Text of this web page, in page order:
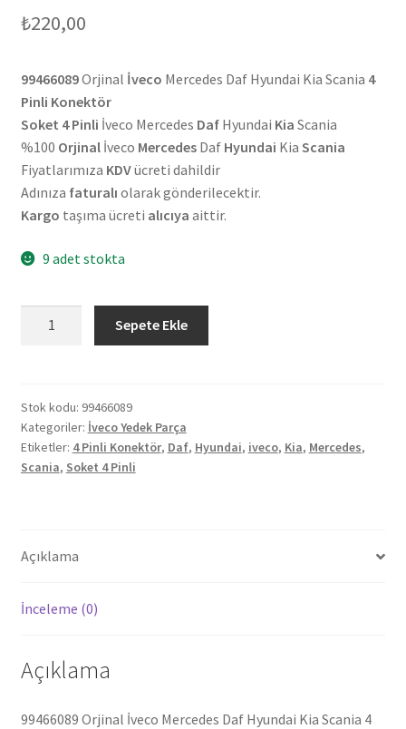
₺220,00
99466089Orjinal İveco Mercedes Daf Hyundai Kia Scania 4
Pinli Konektör
Soket 4 Pinli İveco Mercedes DafHyundai Kia Scania
%100 Orjinalİveco MercedesDaf Hyundai Kia Scania
Fiyatlarımıza KDVücreti dahildir
Adınıza faturalı olarak gönderilecektir.
Kargo taşıma ücreti alıcıya aittir.
9 adet stokta
Hyundai
Kia
Scania
4
adet
Sepete Ekle
Stok kodu: 99466089
Kategoriler: İveco Yedek Parça
Etiketler: 4 Pinli Konektör, Daf, Hyundai, iveco, Kia, Mercedes,
Scania, Soket 4 Pinli
Açıklama
İnceleme (0)
Açıklama
99466089 Orjinal İveco Mercedes Daf Hyundai Kia Scania 4